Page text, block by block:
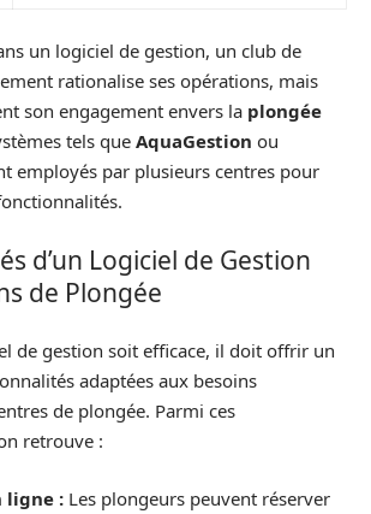
un logiciel de gestion, un club de
rationalise ses opérations, mais
son engagement envers la plongée
tels que AquaGestion ou
employés par plusieurs centres pour
d’un Logiciel de Gestion
de Plongée
de gestion soit efficace, il doit offrir un
adaptées aux besoins
de plongée. Parmi ces
retrouve :
ligne : Les plongeurs peuvent réserver